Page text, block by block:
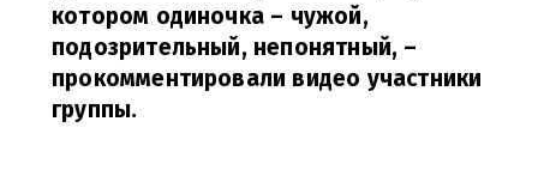
котором одиночка – чужой,
подозрительный, непонятный, –
прокомментировали видео участники
группы.